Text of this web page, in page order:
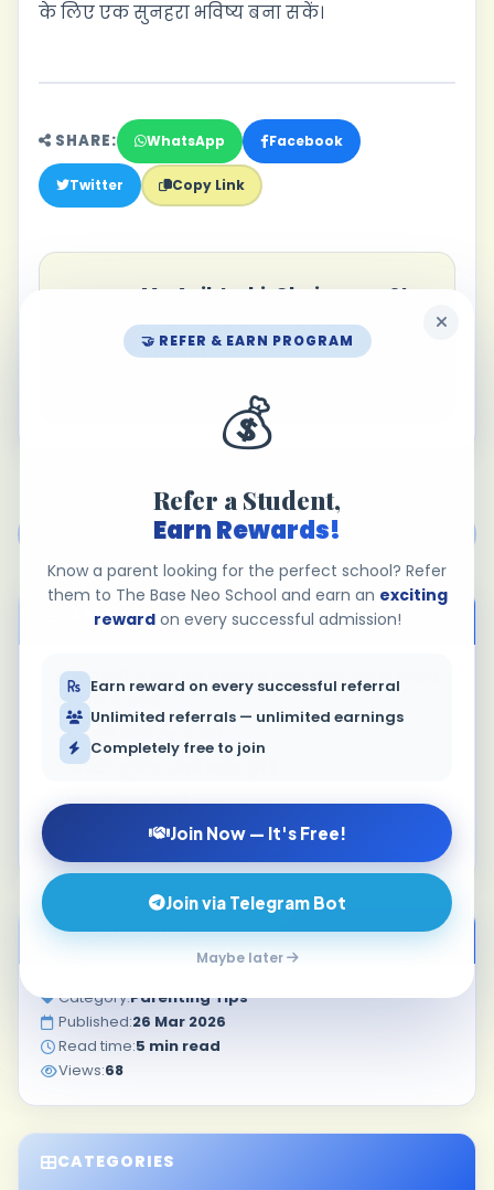
के लिए एक सुनहरा भविष्य बना सकें।
SHARE: WhatsApp Facebook
Twitter Copy Link
Mr. Anil Joshi, Chairman - St.
Lawrence & The Base Neo
School
Blog pe wapis jaayein
TABLE OF CONTENTS
अभिभावकों के लिए एक महत्वपूर्ण संदेश: अपने बच्चे के भविष्य
को आज से संवारें
शुरुआत छोटी उम्र से क्यों?
आपकी भूमिका सबसे महत्वपूर्ण है
आज ही कदम उठाएँ
आइए, मिलकर एक नया भविष्य बनाएँ
POST DETAILS
Category:Parenting Tips
Published:26 Mar 2026
Read time:5 min read
Views:68
CATEGORIES
🤝 REFER & EARN PROGRAM
💰
Refer a Student,
Earn Rewards!
Know a parent looking for the perfect school? Refer
them to The Base Neo School and earn an exciting
rewardon every successful admission!
Earn reward on every successful referral
Unlimited referrals — unlimited earnings
Completely free to join
Join Now — It's Free!
Join via Telegram Bot
Maybe later